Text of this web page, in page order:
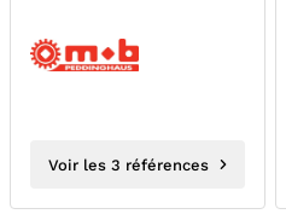
Voir les 3 références